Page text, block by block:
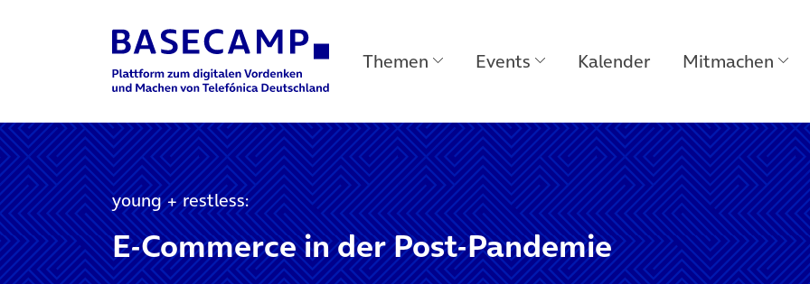
Main Navigation Themen Events Kalender Mitmachen
young + restless:
E-Commerce in der Post-Pandemie